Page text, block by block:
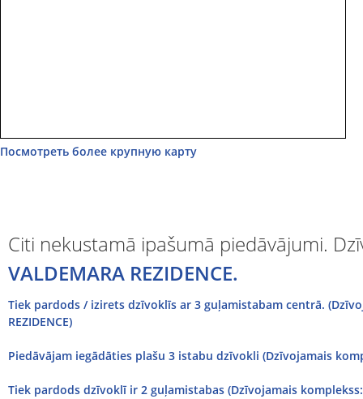
Посмотреть более крупную карту
Citi nekustamā ipašumā piedāvājumi.
VALDEMARA REZIDENCE.
Tiek pardods / izirets dzīvoklīs ar 3 guļamistabam centrā.
REZIDENCE)
Piedāvājam iegādāties plašu 3 istabu dzīvokli (Dzīvojamais
Tiek pardods dzīvoklī ir 2 guļamistabas (Dzīvojamais komplekss: